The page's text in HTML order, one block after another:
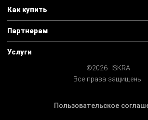
Как купить
Партнерам
Услуги
©2026 ISKRA
Все права защищены
Пользовательское